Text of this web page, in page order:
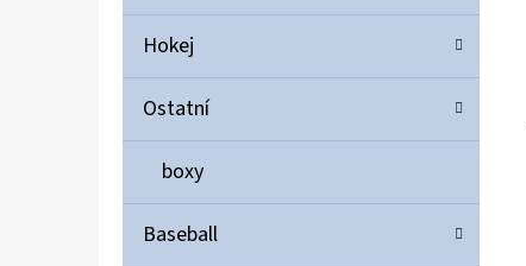
Hokej
Ostatní
boxy
Baseball